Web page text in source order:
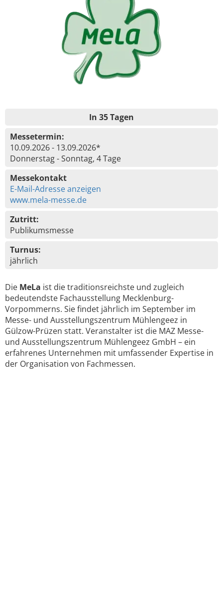
In 35 Tagen
Messetermin:
10.09.2026 - 13.09.2026*
Donnerstag - Sonntag, 4 Tage
Messekontakt
E-Mail-Adresse anzeigen
www.mela-messe.de
Zutritt:
Publikumsmesse
Turnus:
jährlich
Die MeLa ist die traditionsreichste und zugleich
bedeutendste Fachausstellung Mecklenburg-
Vorpommerns. Sie findet jährlich im September im
Messe- und Ausstellungszentrum Mühlengeez in
Gülzow-Prüzen statt. Veranstalter ist die MAZ Messe-
und Ausstellungszentrum Mühlengeez GmbH – ein
erfahrenes Unternehmen mit umfassender Expertise in
der Organisation von Fachmessen.